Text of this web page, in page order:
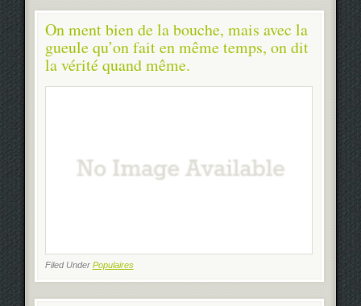
On ment bien de la bouche, mais avec la
gueule qu’on fait en même temps, on dit
la vérité quand même.
Filed Under Populaires